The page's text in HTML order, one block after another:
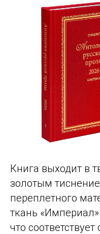
Книга выходит в
золотым
переплетного
ткань
что